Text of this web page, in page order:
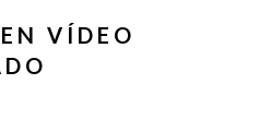
VÍDEO